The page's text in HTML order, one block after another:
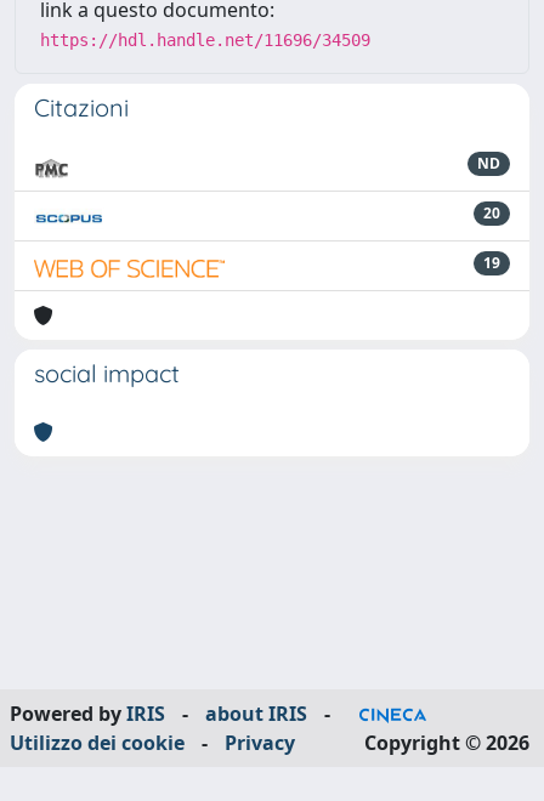
link a questo documento:
https://hdl.handle.net/11696/34509
Citazioni
ND
20
19
social impact
Powered byIRIS - about IRIS
-
Utilizzo dei cookie
- Privacy Copyright © 2026